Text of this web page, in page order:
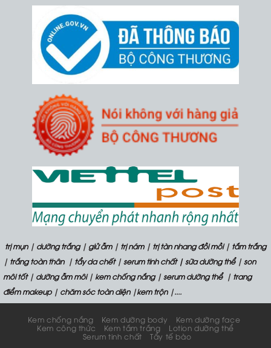
trị mụn| dưỡng trắng| giử ẫm| trị nám| trị tàn nhang đồi mồi| tắm trắng
| trắng toàn thân| tẩy da chết|serum tinh chất | sữa dưỡng thể |son
môi tốt| dưỡng ẫm môi| kem chống nắng|serum dưỡng thể | trang
điểm makeup| chăm sóc toàn diện|kem trộn|....
Kem chống nắng Kem dưỡng body
Kem dưỡng face
Kem công thức
Kem tắm trắng
Lotion dưỡng thể
Serum tinh chất
Tẩy tế bào